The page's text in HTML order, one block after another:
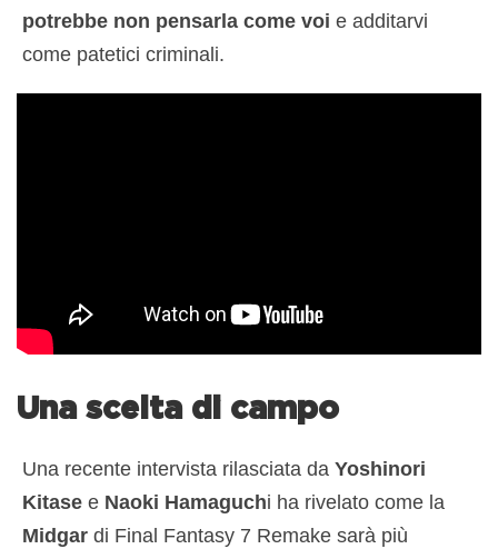
potrebbe non pensarla come voi e additarvi
come patetici criminali.
Una scelta di campo
Una recente intervista rilasciata da Yoshinori
Kitase e Naoki Hamaguchi ha rivelato come la
Midgar di Final Fantasy 7 Remake sarà più